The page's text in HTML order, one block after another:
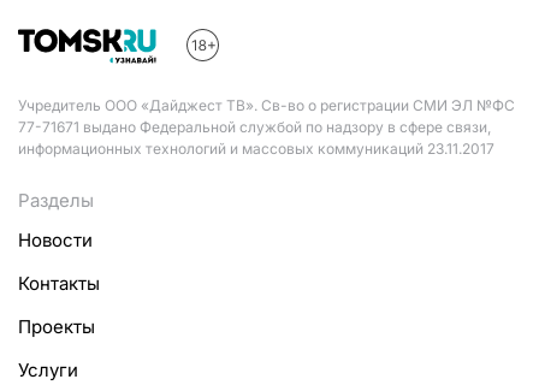
Учредитель ООО «Дайджест ТВ». Св-во о регистрации СМИ ЭЛ №ФС
77-71671 выдано Федеральной службой по надзору в сфере связи,
информационных технологий и массовых коммуникаций 23.11.2017
Разделы
Новости
Контакты
Проекты
Услуги